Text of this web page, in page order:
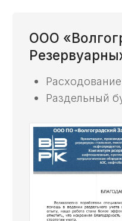
Наши публикации
в онлайн-изданиях
Все статьи ->